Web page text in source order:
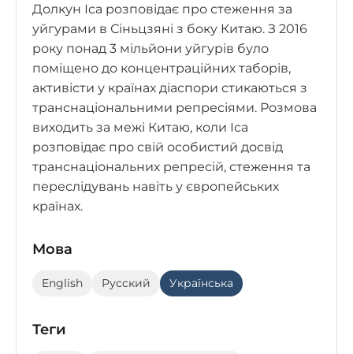
Долкун Іса розповідає про стеження за
уйгурами в Сіньцзяні з боку Китаю. З 2016
року понад 3 мільйони уйгурів було
поміщено до концентраційних таборів,
активісти у країнах діаспори стикаються з
транснаціональними репресіями. Розмова
виходить за межі Китаю, коли Іса
розповідає про свій особистий досвід
транснаціональних репресій, стеження та
переслідувань навіть у європейських
країнах.
Мова
English Русский Українська
Теги